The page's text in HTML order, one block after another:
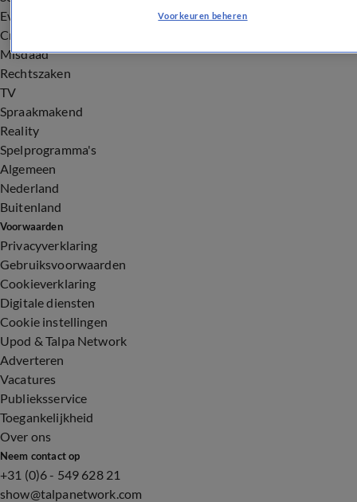
Evenementen
Crime
Misdaad
Rechtszaken
TV
Spraakmakend
Reality
Spelprogramma's
Algemeen
Nederland
Buitenland
Voorwaarden
Privacyverklaring
Gebruiksvoorwaarden
Cookieverklaring
Digitale diensten
Cookie instellingen
Upod & Talpa Network
Adverteren
Vacatures
Publieksservice
Toegankelijkheid
Over ons
Neem contact op
+31 (0)6 - 549 628 21
show@talpanetwork.com
Voorkeuren beheren